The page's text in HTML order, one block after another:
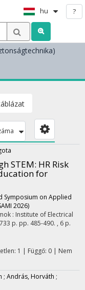
hu ?
STEM: HR Risk
for
Symposium on Applied
2026)
: Institute of Electrical
733 p. pp. 485-490. , 6 p.
1 | Függő: 0 | Nem
; András, Horváth ;